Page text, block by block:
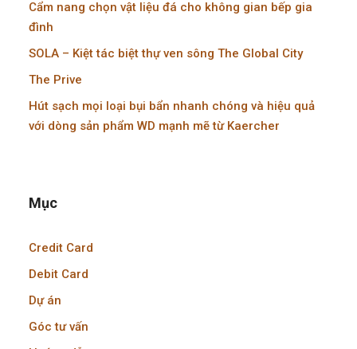
Cẩm nang chọn vật liệu đá cho không gian bếp gia
đình
SOLA – Kiệt tác biệt thự ven sông The Global City
The Prive
Hút sạch mọi loại bụi bẩn nhanh chóng và hiệu quả
với dòng sản phẩm WD mạnh mẽ từ Kaercher
Mục
Credit Card
Debit Card
Dự án
Góc tư vấn